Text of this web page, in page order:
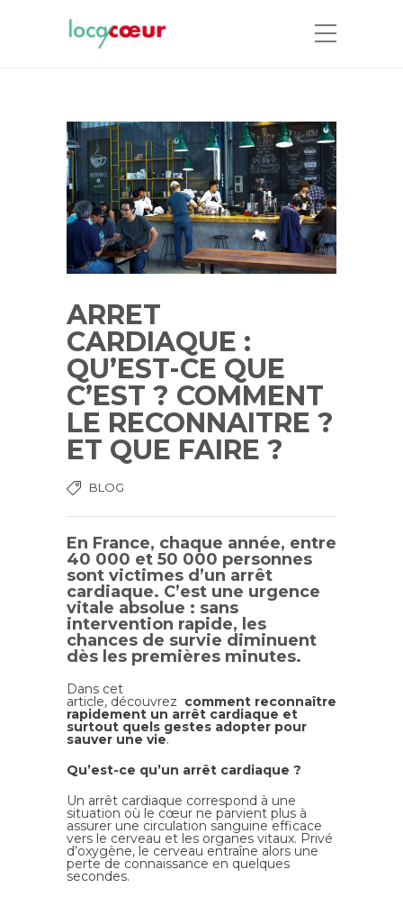
ARRET
CARDIAQUE :
QU’EST-CE QUE
C’EST ? COMMENT
LE RECONNAITRE ?
ET QUE FAIRE ?
BLOG
En France, chaque année, entre
40 000 et 50 000 personnes
sont victimes d’un arrêt
cardiaque. C’est une urgence
vitale absolue : sans
intervention rapide, les
chances de survie diminuent
dès les premières minutes.
Dans cet
article, découvrez comment reconnaître
rapidement un arrêt cardiaque et
surtout quels gestes adopter pour
sauver une vie.
Qu’est-ce qu’un arrêt cardiaque ?
Un arrêt cardiaque correspond à une
situation où le cœur ne parvient plus à
assurer une circulation sanguine efficace
vers le cerveau et les organes vitaux. Privé
d’oxygène, le cerveau entraîne alors une
perte de connaissance en quelques
secondes.